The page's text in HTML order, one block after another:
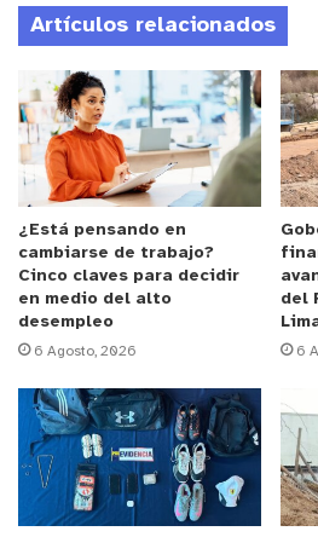
La técnica representa un
hospital, ya que reduce
acorta la estadía
recurso altamente
asistencial.
El director del Hospital
destacó que este logro
los equipos clínicos y el
incorporar nuevas
directamente en la
pacientes.
Desde el recinto
Artículos relacionados
¿Está pensando en
cambiarse de trabajo?
Cinco claves para decidir
en medio del alto
desempleo
6 Agosto, 2026
del
6